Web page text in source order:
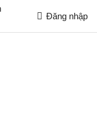
Đăng nhập